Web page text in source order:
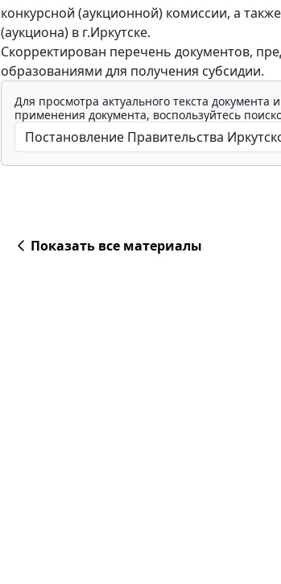
конкурсной (аукционной) комиссии, а
(аукциона) в г.Иркутске.
Скорректирован перечень документов,
образованиями для получения субсидии.
Для просмотра актуального текста
применения документа, воспользуйтесь
Показать все материалы